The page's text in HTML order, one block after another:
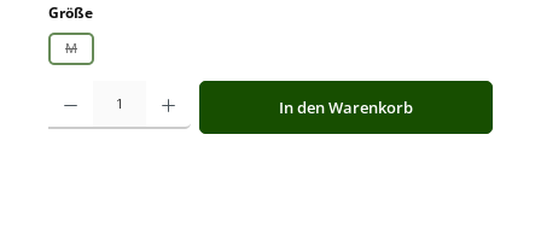
Größeauswählen
M
(Diese Option ist zurzeit nicht verfügbar.)
Produkt Anzahl: Gib den gewünschten Wert ein oder benutze die
In den Warenkorb